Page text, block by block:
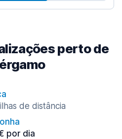
perto de
de distância
por dia